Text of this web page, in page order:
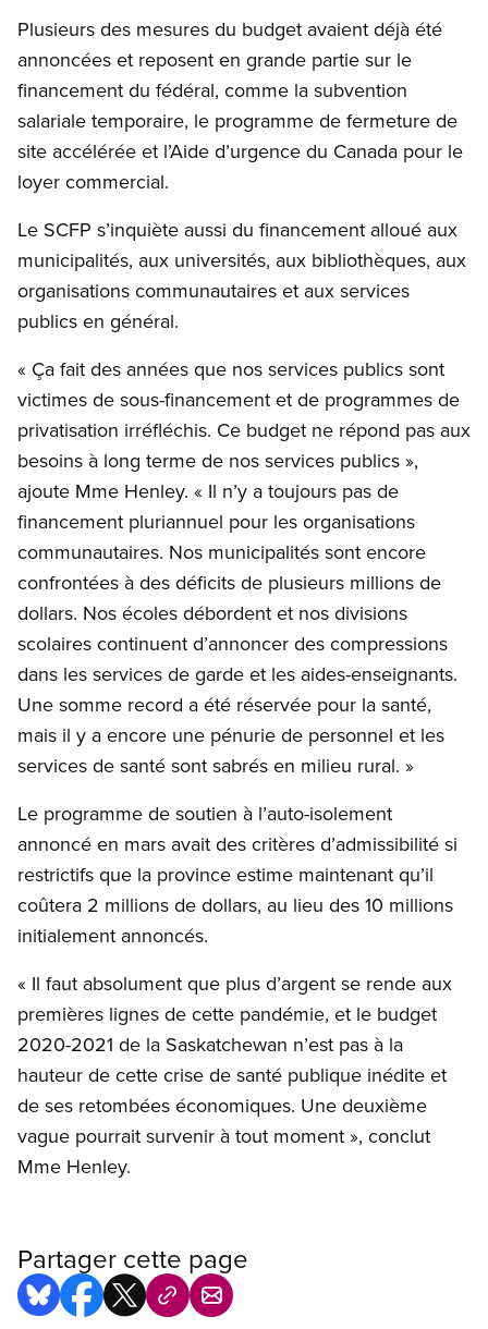
Plusieurs des mesures du budget avaient déjà été
annoncées et reposent en grande partie sur le
financement du fédéral, comme la subvention
salariale temporaire, le programme de fermeture de
site accélérée et l’Aide d’urgence du Canada pour le
loyer commercial.
Le SCFP s’inquiète aussi du financement alloué aux
municipalités, aux universités, aux bibliothèques, aux
organisations communautaires et aux services
publics en général.
« Ça fait des années que nos services publics sont
victimes de sous-financement et de programmes de
privatisation irréfléchis. Ce budget ne répond pas aux
besoins à long terme de nos services publics »,
ajoute Mme Henley. « Il n’y a toujours pas de
financement pluriannuel pour les organisations
communautaires. Nos municipalités sont encore
confrontées à des déficits de plusieurs millions de
dollars. Nos écoles débordent et nos divisions
scolaires continuent d’annoncer des compressions
dans les services de garde et les aides-enseignants.
Une somme record a été réservée pour la santé,
mais il y a encore une pénurie de personnel et les
services de santé sont sabrés en milieu rural. »
Le programme de soutien à l’auto-isolement
annoncé en mars avait des critères d’admissibilité si
restrictifs que la province estime maintenant qu’il
coûtera 2 millions de dollars, au lieu des 10 millions
initialement annoncés.
« Il faut absolument que plus d’argent se rende aux
premières lignes de cette pandémie, et le budget
2020-2021 de la Saskatchewan n’est pas à la
hauteur de cette crise de santé publique inédite et
de ses retombées économiques. Une deuxième
vague pourrait survenir à tout moment », conclut
Mme Henley.
Partager cette page